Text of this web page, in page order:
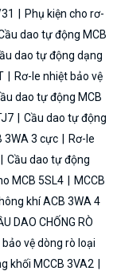
Phụ kiện cho rơ-
dao tự động MCB
dao tự động dạng
Rơ-le nhiệt bảo vệ
dao tự động MCB
Cầu dao tự động
3WA 3 cực
Rơ-le
Cầu dao tự động
MCB 5SL4
MCCB
khí ACB 3WA 4
DAO CHỐNG RÒ
bảo vệ dòng rò loại
khối MCCB 3VA2